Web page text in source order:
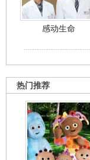
感动生命
热门推荐